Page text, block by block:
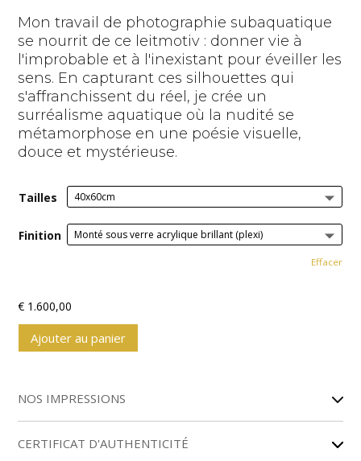
Mon travail de photographie subaquatique
se nourrit de ce leitmotiv : donner vie à
l'improbable et à l'inexistant pour éveiller les
sens. En capturant ces silhouettes qui
s'affranchissent du réel, je crée un
surréalisme aquatique où la nudité se
métamorphose en une poésie visuelle,
douce et mystérieuse.
Tailles
Finition
Effacer
€ 1.600,00
Ajouter au panier
t
e
NOS IMPRESSIONS
CERTIFICAT D'AUTHENTICITÉ